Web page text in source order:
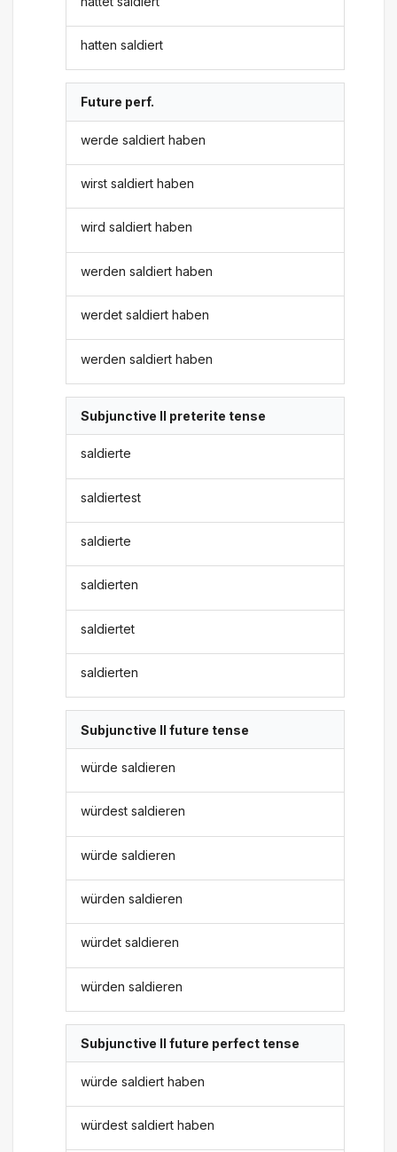
hatten saldiert
Future perf.
werde saldiert haben
wirst saldiert haben
wird saldiert haben
werden saldiert haben
werdet saldiert haben
werden saldiert haben
Subjunctive II preterite tense
saldierte
saldiertest
saldierte
saldierten
saldiertet
saldierten
Subjunctive II future tense
würde saldieren
würdest saldieren
würde saldieren
würden saldieren
würdet saldieren
würden saldieren
Subjunctive II future perfect tense
würde saldiert haben
würdest saldiert haben